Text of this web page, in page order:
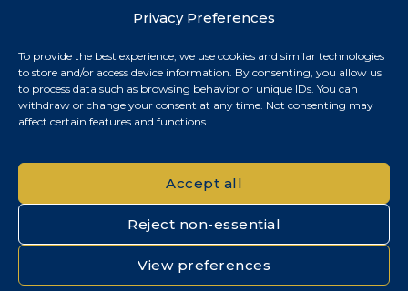
Privacy Preferences
To provide the best experience, we use cookies and similar technologies
to store and/or access device information. By consenting, you allow us
to process data such as browsing behavior or unique IDs. You can
withdraw or change your consent at any time. Not consenting may
affect certain features and functions.
Accept all
Reject non-essential
View preferences
Kapcsolat
Budapest, Magyarország
+36 30 687 6790
© 2026 Chris Nagy Real Estate. Minden jog fenntartva.
Adatvédelmi tájékoztató|Cookie szabályzat